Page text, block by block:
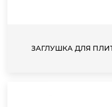
ЗАГЛУШКА ДЛЯ ПЛИТ